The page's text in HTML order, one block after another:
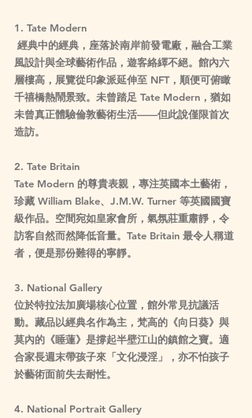
1. Tate Modern
經典中的經典，座落於南岸前發電廠，融合工業
風設計與全球藝術作品，遊客絡繹不絕。館內六
層樓高，展覽從印象派延伸至 NFT，順便可俯瞰
千禧橋熱鬧景致。未曾踏足 Tate Modern，猶如
未曾真正體驗倫敦藝術生活——但此說僅限首次
造訪。
2. Tate Britain
Tate Modern 的尊貴表親，專注英國本土藝術，
珍藏 William Blake、J.M.W. Turner 等英國國寶
級作品。空間宛如皇家會所，氣氛莊重肅靜，令
訪客自然而然降低音量。Tate Britain 最令人稱道
者，便是那份難得的寧靜。
3. National Gallery
位於特拉法加廣場核心位置，館外常見抗議活
動。藏品以經典名作為主，梵高的《向日葵》與
莫內的《睡蓮》是撐起半壁江山的鎮館之寶。適
合家長週末帶孩子來「文化浸淫」，亦不怕孩子
於藝術面前失去耐性。
4. National Portrait Gallery